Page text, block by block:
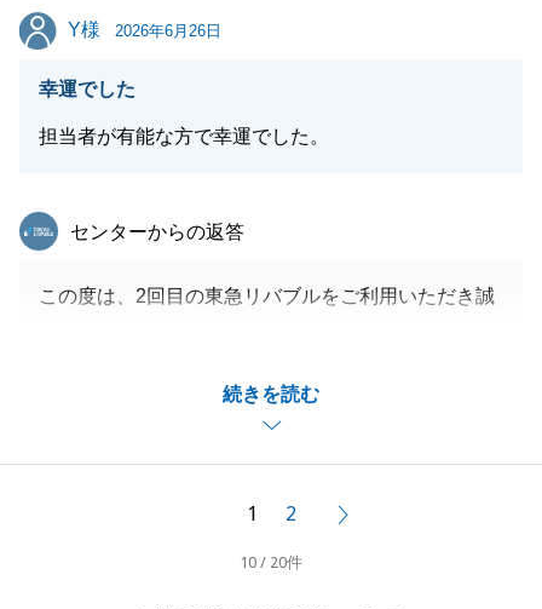
Y様
Y様 2026年6月26日
幸運でした
担当者が有能な方で幸運でした。
続きを読む
東急リバブル
センターからの返答
この度は、2回目の東急リバブルをご利用いただき誠
また何か不動産に関してお困り事や、周囲でお悩みの
方がいらっしゃいましたら、いつでもお気軽にお声が
1 2
10 / 20件